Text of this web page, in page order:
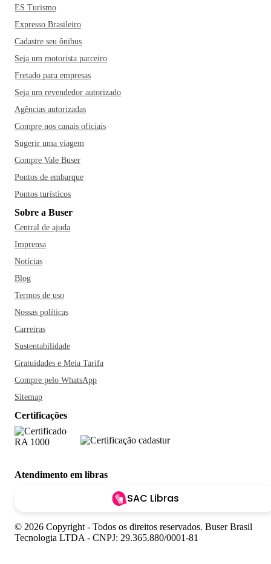
ES Turismo
Expresso Brasileiro
Cadastre seu ônibus
Seja um motorista parceiro
Fretado para empresas
Seja um revendedor autorizado
Agências autorizadas
Compre nos canais oficiais
Sugerir uma viagem
Compre Vale Buser
Pontos de embarque
Pontos turísticos
Sobre a Buser
Central de ajuda
Imprensa
Notícias
Blog
Termos de uso
Nossas políticas
Carreiras
Sustentabilidade
Gratuidades e Meia Tarifa
Compre pelo WhatsApp
Sitemap
Certificações
Atendimento em libras
SAC Libras
© 2026 Copyright - Todos os direitos reservados. Buser Brasil
Tecnologia LTDA - CNPJ: 29.365.880/0001-81